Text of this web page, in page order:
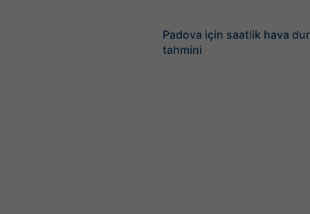
Padova için saatlik hava
tahmini